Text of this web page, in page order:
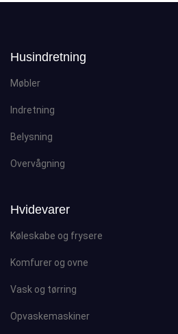
Husindretning
Møbler
Indretning
Belysning
Overvågning
Hvidevarer
Køleskabe og frysere
Komfurer og ovne
Vask og tørring
Opvaskemaskiner